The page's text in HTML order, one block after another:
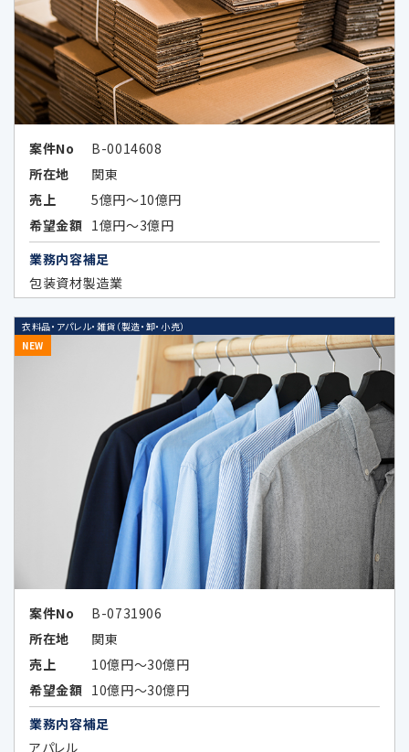
4.個人情報の第三者提供の制限
次の場合を除いてお客様の個人情報を第三者
に開示又は提供することはありません。
お客様ご本人が同意されている場合
法令などの定めにより開示が必要な場
合
当社が第三者に本ポリシーに定める利
用目的の達成に必要な範囲内において
個人データの取扱いの全部又は一部を
め秘密保持の義務を負わせている場合
データのハッシュ化、統計化の方法等に
より特定の個人を識別できない形式に加
工したデータまたは統計情報（統計デー
タ）として提供する場合
次条に定める外国にある第三者に提供
する場合
その他法令の規定により個人情報の第三
者提供が認められている場合
5.外国にある第三者への提供
当社は、外国に所在する以下の企業が提供す
る広告サービスを利用した広告活動を行って
案件No
B-0014608
所在地
関東
売上
5億円～10億円
希望金額 1億円～3億円
業務内容補足
包装資材製造業
衣料品・アパレル・雑貨（製造・卸・小売）
NEW
案件No
B-0731906
所在地
関東
売上
10億円～30億円
希望金額 10億円～30億円
業務内容補足
アパレル